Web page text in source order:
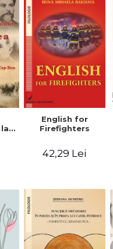
Bilingual
Romanian-
English guide
with practical
vocabulary
English for
Firefighters
42,29 Lei